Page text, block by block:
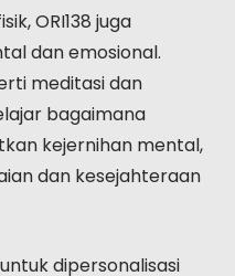
ORI138 juga
dan emosional.
meditasi dan
bagaimana
kejernihan mental,
dan kesejahteraan
dipersonalisasi